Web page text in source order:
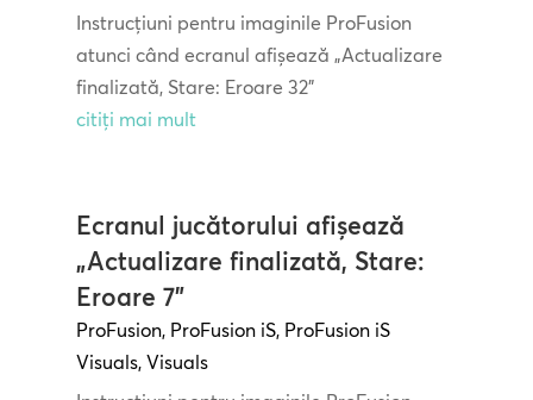
Instrucțiuni pentru imaginile ProFusion
atunci când ecranul afișează „Actualizare
finalizată, Stare: Eroare 32”
citiți mai mult
Ecranul jucătorului afișează
„Actualizare finalizată, Stare:
Eroare 7”
ProFusion, ProFusion iS, ProFusion iS
Visuals, Visuals